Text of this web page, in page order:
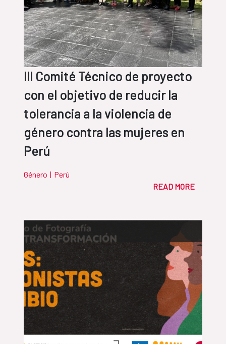
III Comité Técnico de proyecto
con el objetivo de reducir la
tolerancia a la violencia de
género contra las mujeres en
Perú
Género | Perú
READ MORE